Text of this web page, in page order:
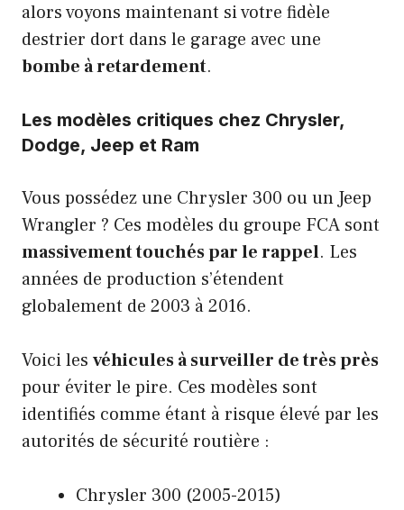
alors voyons maintenant si votre fidèle
destrier dort dans le garage avec une
bombe à retardement.
Les modèles critiques chez Chrysler,
Dodge, Jeep et Ram
Vous possédez une Chrysler 300 ou un Jeep
Wrangler ? Ces modèles du groupe FCA sont
massivement touchés par le rappel. Les
années de production s’étendent
globalement de 2003 à 2016.
Voici les véhicules à surveiller de très près
pour éviter le pire. Ces modèles sont
identifiés comme étant à risque élevé par les
autorités de sécurité routière :
Chrysler 300 (2005-2015)